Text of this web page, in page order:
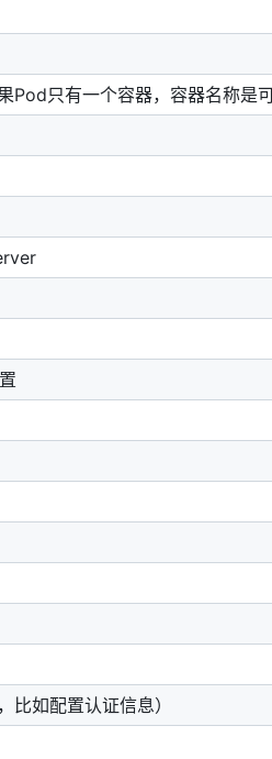
Pod只有一个容器，容器名称是
如配置认证信息）